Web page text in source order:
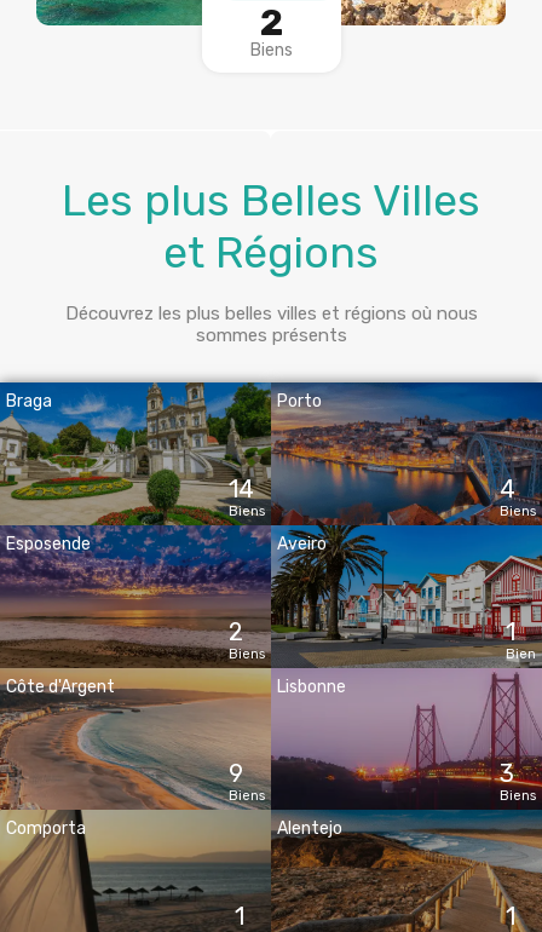
2
Biens
Les plus Belles Villes
et Régions
Découvrez les plus belles villes et régions où nous
sommes présents
Braga
14
Biens
Porto
4
Biens
Esposende
2
Biens
Aveiro
1
Bien
Côte d'Argent
9
Biens
Lisbonne
3
Biens
Comporta
1
Alentejo
1